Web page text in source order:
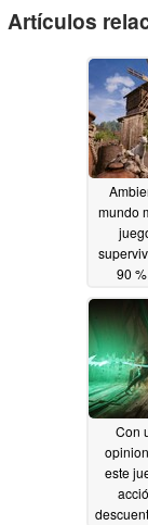
Artículos
mundo
90
Con
este